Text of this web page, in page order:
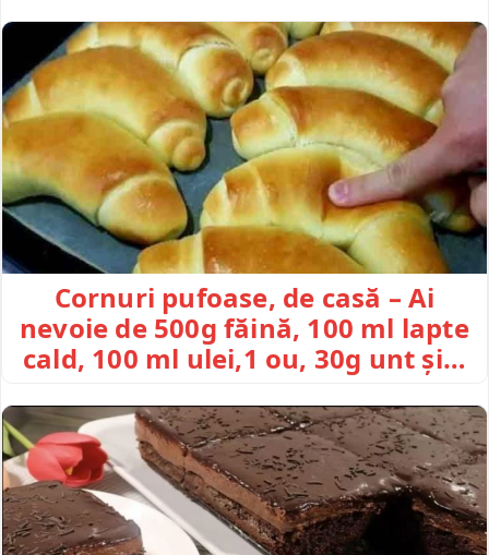
Cornuri pufoase, de casă – Ai
nevoie de 500g făină, 100 ml lapte
cald, 100 ml ulei,1 ou, 30g unt și…